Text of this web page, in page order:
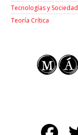
Tecnologías y Sociedad
Teoría Crítica